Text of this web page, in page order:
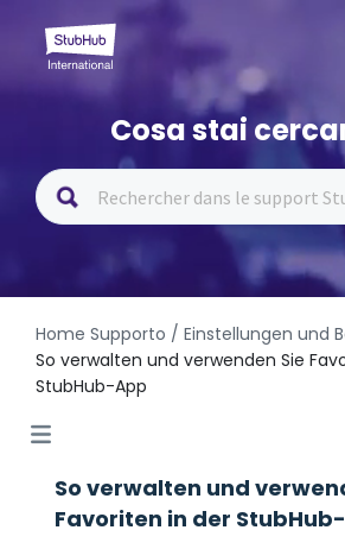
Cosa stai
Home Supporto / Einstellungen und
So verwalten und verwenden Sie
StubHub-App
So verwalten und
Favoriten in der